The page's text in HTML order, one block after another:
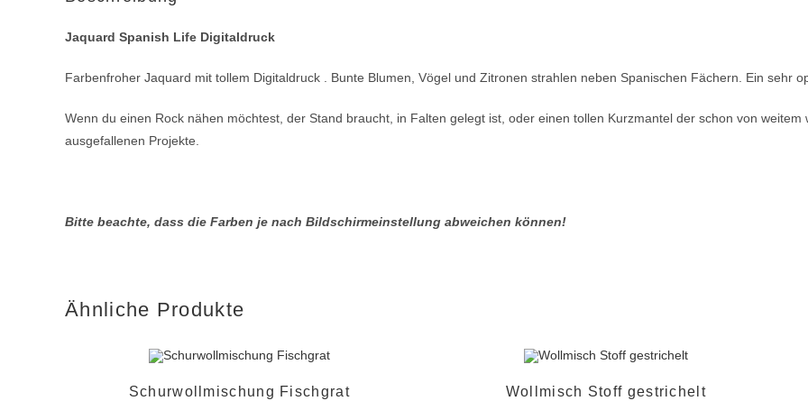
Jaquard Spanish Life Digitaldruck
Farbenfroher Jaquard mit tollem Digitaldruck . Bunte Blumen, Vögel und Zitronen strahlen neben Spanischen Fächern. Ein sehr
Wenn du einen Rock nähen möchtest, der Stand braucht, in Falten gelegt ist, oder einen tollen Kurzmantel der schon von
ausgefallenen Projekte.
Bitte beachte, dass die Farben je nach Bildschirmeinstellung abweichen können!
Ähnliche Produkte
Schurwollmischung Fischgrat Wollmisch Stoff gestrichelt